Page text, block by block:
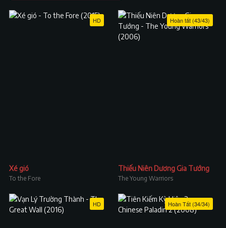
HD
Xé gió
To the Fore
Hoàn tất (43/43)
Thiếu Niên Dương Gia Tướng
The Young Warriors
HD Hoàn Tất (34/34)